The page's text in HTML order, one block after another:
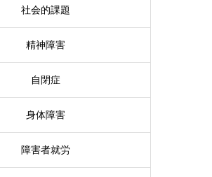
社会的課題
精神障害
自閉症
身体障害
障害者就労